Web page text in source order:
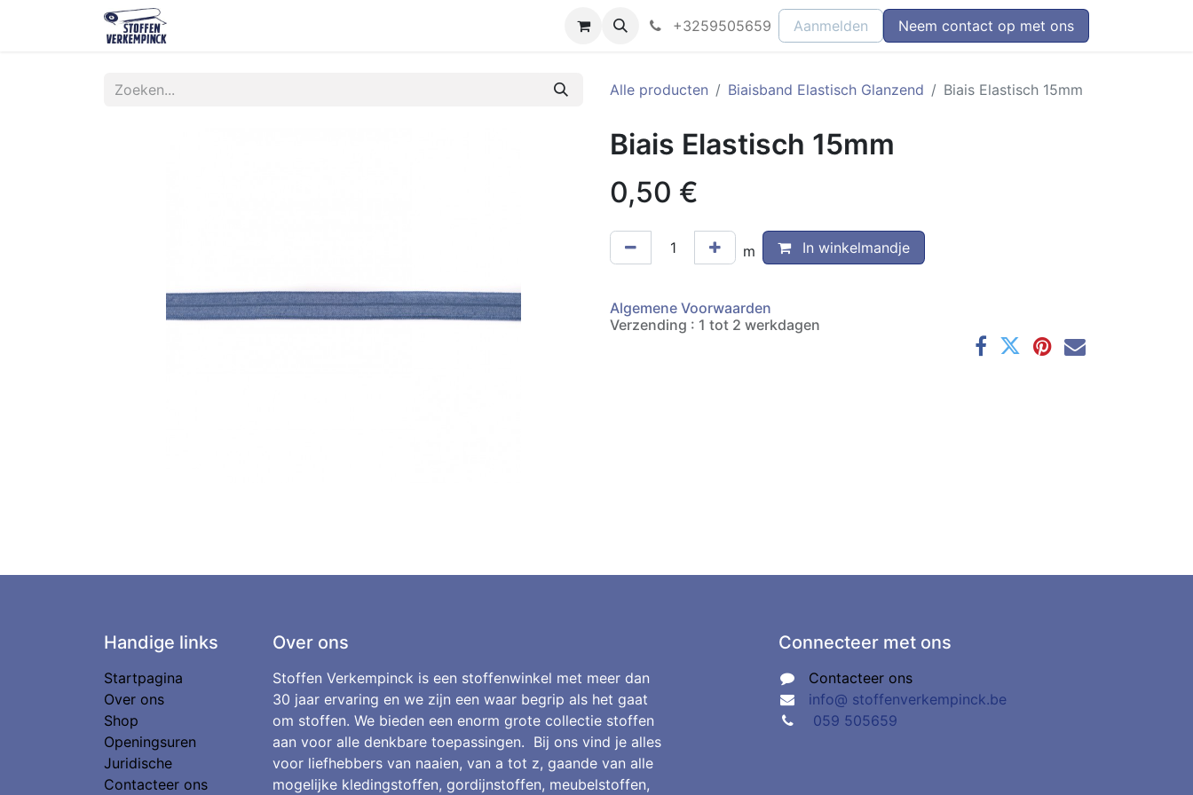
+3259505659 Aanmelden Neem contact op met ons
Alle producten Biaisband Elastisch Glanzend Biais Elastisch 15mm
Biais Elastisch 15mm
0,50 €
m In winkelmandje
Algemene Voorwaarden
Verzending : 1 tot 2 werkdagen
Handige links
Startpagina
Over ons
Shop
Openingsuren
Juridische
Contacteer ons
Over ons
Stoffen Verkempinck is een stoffenwinkel met meer dan
30 jaar ervaring en we zijn een waar begrip als het gaat
om stoffen. We bieden een enorm grote collectie stoffen
aan voor alle denkbare toepassingen. Bij ons vind je alles
voor liefhebbers van naaien, van a tot z, gaande van alle
mogelijke kledingstoffen, gordijnstoffen, meubelstoffen,
Connecteer met ons
Contacteer ons
info@ stoffenverkempinck.be
059 505659